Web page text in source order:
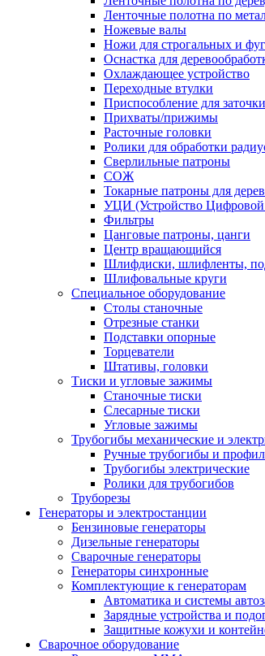
Ленточные полотна по
Ножевые валы
Ножи для строгальных и
Оснастка для
Охлаждающее устройство
Переходные втулки
Приспособление для заточки
Прихваты/прижимы
Расточные головки
Ролики для обработки
Сверлильные патроны
СОЖ
Токарные патроны для
УЦИ (Устройство
Фильтры
Цанговые патроны, цанги
Центр вращающийся
Шлифдиски, шлифленты,
Шлифовальные круги
Специальное оборудование
Столы станочные
Отрезные станки
Подставки опорные
Торцеватели
Штативы, головки
Тиски и угловые зажимы
Станочные тиски
Слесарные тиски
Угловые зажимы
Трубогибы механические и
Ручные трубогибы и
Трубогибы электрические
Ролики для трубогибов
Труборезы
Генераторы и электростанции
Бензиновые генераторы
Дизельные генераторы
Сварочные генераторы
Генераторы синхронные
Комплектующие к генераторам
Автоматика и системы
Зарядные устройства и
Защитные кожухи и
Сварочное оборудование